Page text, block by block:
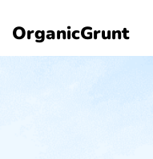
OrganicGrunt